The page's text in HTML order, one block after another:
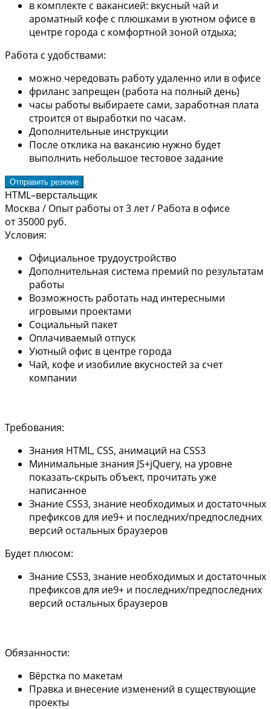
в комплекте с вакансией: вкусный чай и
ароматный кофе с плюшками в уютном офисе в
центре города с комфортной зоной отдыха;
Работа с удобствами:
можно чередовать работу удаленно или в офисе
фриланс запрещен (работа на полный день)
часы работы выбираете сами, заработная плата
строится от выработки по часам.
Дополнительные инструкции
После отклика на вакансию нужно будет
выполнить небольшое тестовое задание
Отправить резюме
HTML–верстальщик
Москва / Опыт работы от 3 лет/ Работа в офисе
от 35000 руб.
Условия:
Официальное трудоустройство
Дополнительная система премий по результатам
работы
Возможность работать над интересными
игровыми проектами
Социальный пакет
Оплачиваемый отпуск
Уютный офис в центре города
Чай, кофе и изобилие вкусностей за счет
компании
Требования:
Знания HTML, CSS, анимаций на CSS3
Минимальные знания JS+jQuery, на уровне
показать-скрыть объект, прочитать уже
написанное
Знание CSS3, знание необходимых и достаточных
префиксов для ие9+ и последних/предпоследних
версий остальных браузеров
Будет плюсом:
Знание CSS3, знание необходимых и достаточных
префиксов для ие9+ и последних/предпоследних
версий остальных браузеров
Обязанности:
Вёрстка по макетам
Правка и внесение изменений в существующие
проекты